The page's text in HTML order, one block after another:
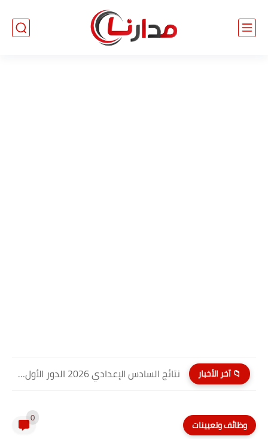
📁 آخر الأخبار نتائج السادس الإعدادي 2026 الدور الأول PDF كربلاء المقدسة| موقع...
وظائف وتعيينات 0